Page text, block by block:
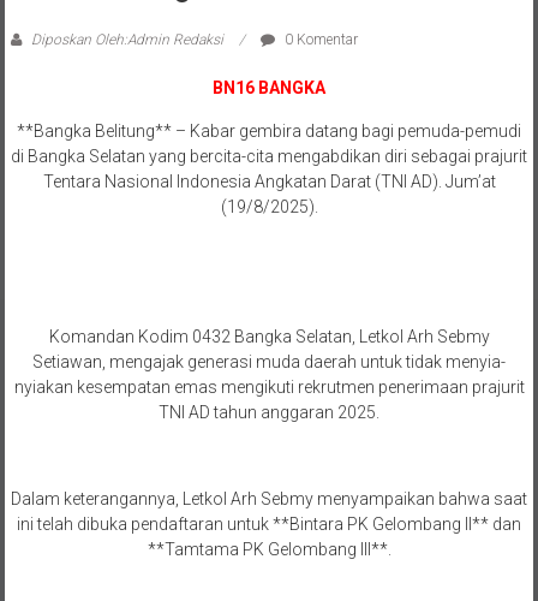
Diposkan Oleh:Admin Redaksi 0 Komentar
BN16 BANGKA
**Bangka Belitung** – Kabar gembira datang bagi pemuda-pemudi
di Bangka Selatan yang bercita-cita mengabdikan diri sebagai prajurit
Tentara Nasional Indonesia Angkatan Darat (TNI AD). Jum’at
(19/8/2025).
Komandan Kodim 0432 Bangka Selatan, Letkol Arh Sebmy
Setiawan, mengajak generasi muda daerah untuk tidak menyia-
nyiakan kesempatan emas mengikuti rekrutmen penerimaan prajurit
TNI AD tahun anggaran 2025.
Dalam keterangannya, Letkol Arh Sebmy menyampaikan bahwa saat
ini telah dibuka pendaftaran untuk **Bintara PK Gelombang II** dan
**Tamtama PK Gelombang III**.